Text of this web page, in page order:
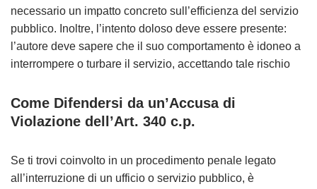
necessario un impatto concreto sull’efficienza del servizio
pubblico. Inoltre, l’intento doloso deve essere presente:
l’autore deve sapere che il suo comportamento è idoneo a
interrompere o turbare il servizio, accettando tale rischio
Come Difendersi da un’Accusa di
Violazione dell’Art. 340 c.p.
Se ti trovi coinvolto in un procedimento penale legato
all’interruzione di un ufficio o servizio pubblico, è